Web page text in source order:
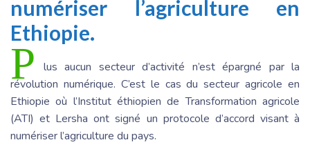
numériser l’agriculture en
Ethiopie.
P
lus aucun secteur d’activité n’est épargné par la
révolution numérique. C’est le cas du secteur agricole en
Ethiopie où l’Institut éthiopien de Transformation agricole
(ATI) et Lersha ont signé un protocole d’accord visant à
numériser l’agriculture du pays.